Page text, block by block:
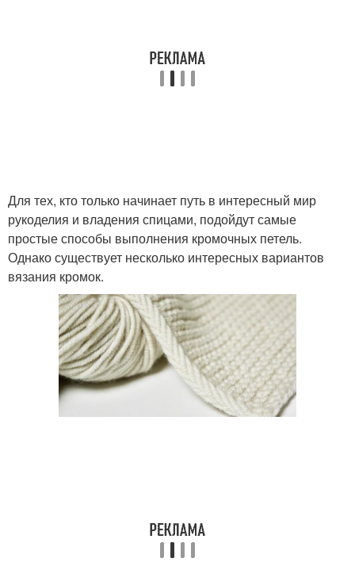
Для тех, кто только начинает путь в интересный мир
рукоделия и владения спицами, подойдут самые
простые способы выполнения кромочных петель.
Однако существует несколько интересных вариантов
вязания кромок.